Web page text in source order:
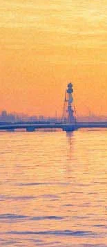
Beat
"Шумом и